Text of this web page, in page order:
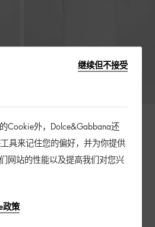
¥ 5,300
继续但不接受
Cookie外，Dolce&Gabbana还
具来记住您的偏好，并为你提供
网站的性能以及提高我们对您兴
政策